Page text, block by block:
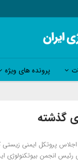
پرونده های ویژه
گذشته
پروتکل ایمنی